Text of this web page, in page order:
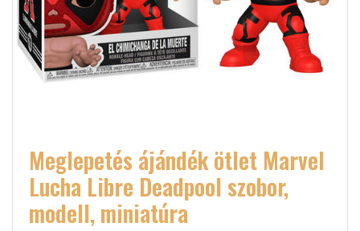
Meglepetés ájándék ötlet Marvel
Lucha Libre Deadpool szobor,
modell, miniatúra